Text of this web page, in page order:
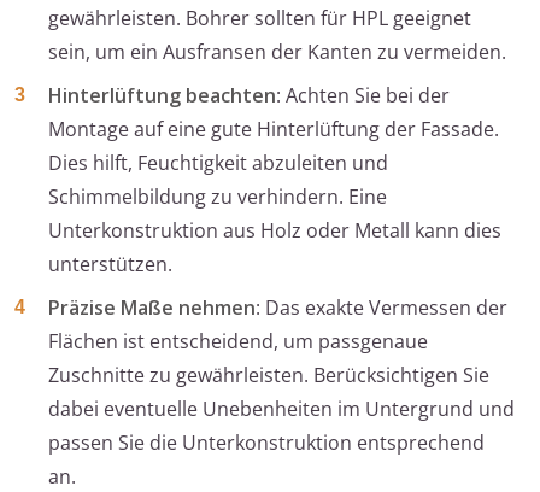
gewährleisten. Bohrer sollten für HPL geeignet
sein, um ein Ausfransen der Kanten zu vermeiden.
Hinterlüftung beachten: Achten Sie bei der
Montage auf eine gute Hinterlüftung der Fassade.
Dies hilft, Feuchtigkeit abzuleiten und
Schimmelbildung zu verhindern. Eine
Unterkonstruktion aus Holz oder Metall kann dies
unterstützen.
Präzise Maße nehmen: Das exakte Vermessen der
Flächen ist entscheidend, um passgenaue
Zuschnitte zu gewährleisten. Berücksichtigen Sie
dabei eventuelle Unebenheiten im Untergrund und
passen Sie die Unterkonstruktion entsprechend
an.